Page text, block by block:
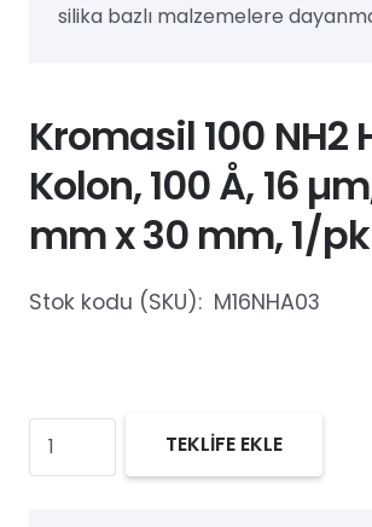
silika bazlı malzemelere
Kromasil 100 NH2
Kolon, 100 Å, 16
mm x 30 mm, 1/pk
Stok kodu (SKU): M16NHA03
Kromasil
100
TEKLİFE EKLE